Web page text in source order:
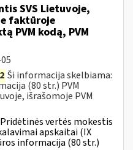
SVS Lietuvoje,
faktūroje
PVM kodą, PVM
2 Ši informacija skelbiama:
(80 str.) PVM
išrašomoje PVM
Pridėtinės vertės mokestis
apskaitai (IX
informacija (80 str.)